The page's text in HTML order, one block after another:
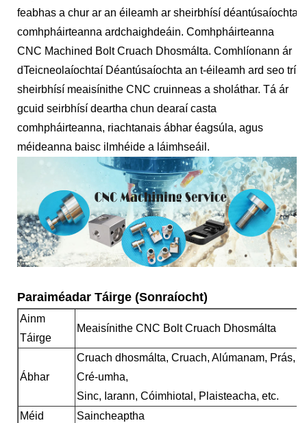
feabhas a chur ar an éileamh ar sheirbhísí déantúsaíochta
comhpháirteanna ardchaighdeáin. Comhpháirteanna
CNC Machined Bolt Cruach Dhosmálta. Comhlíonann ár
dTeicneolaíochtaí Déantúsaíochta an t-éileamh ard seo trí
sheirbhísí meaisínithe CNC cruinneas a sholáthar. Tá ár
gcuid seirbhísí deartha chun dearaí casta
comhpháirteanna, riachtanais ábhar éagsúla, agus
méideanna baisc ilmhéide a láimhseáil.
Paraiméadar Táirge (Sonraíocht)
Ainm
Táirge
Meaisínithe CNC Bolt Cruach Dhosmálta
Ábhar
Cruach dhosmálta, Cruach, Alúmanam, Prás,
Cré-umha,
Sinc, Iarann, Cóimhiotal, Plaisteacha, etc.
Méid
Saincheaptha